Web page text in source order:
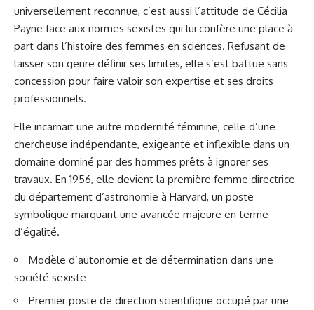
universellement reconnue, c’est aussi l’attitude de Cécilia
Payne face aux normes sexistes qui lui confère une place à
part dans l’histoire des femmes en sciences. Refusant de
laisser son genre définir ses limites, elle s’est battue sans
concession pour faire valoir son expertise et ses droits
professionnels.
Elle incarnait une autre modernité féminine, celle d’une
chercheuse indépendante, exigeante et inflexible dans un
domaine dominé par des hommes prêts à ignorer ses
travaux. En 1956, elle devient la première femme directrice
du département d’astronomie à Harvard, un poste
symbolique marquant une avancée majeure en terme
d’égalité.
Modèle d’autonomie et de détermination dans une
société sexiste
Premier poste de direction scientifique occupé par une